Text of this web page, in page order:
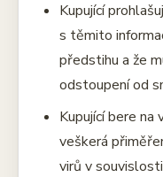
Kupující
s těmito
předstihu a že
odstoupení od
Kupující bere na
veškerá
virů v